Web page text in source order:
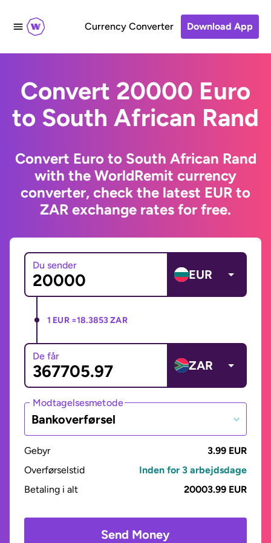
Currency Converter Download App
Convert 20000 Euro
to South African Rand
Convert Euro to South African Rand
with the WorldRemit currency
converter, check the latest EUR to
ZAR exchange rates for free.
Du sender
EUR
1 EUR =18.3853 ZAR
De får
ZAR
Modtagelsesmetode
Bankoverførsel
Gebyr
3.99 EUR
Overførselstid
Inden for 3 arbejdsdage
Betaling i alt
20003.99 EUR
Send Money